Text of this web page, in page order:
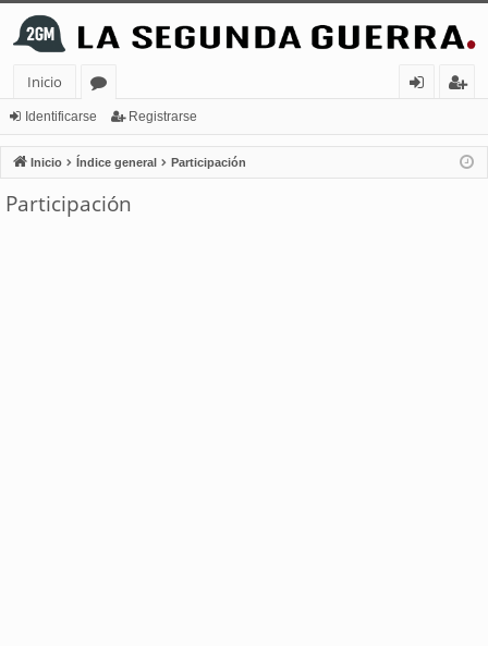
Inicio
or
os
nt
ifi
ist
ra
Identificarse Registrarse
Inicio Índice general Participación
Participación